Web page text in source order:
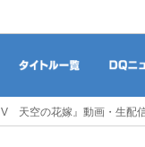
天空の花嫁』動画・生配